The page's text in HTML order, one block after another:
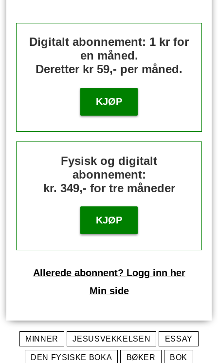
Digitalt abonnement: 1 kr for
en måned.
Deretter kr 59,- per måned.
KJØP
Fysisk og digitalt
abonnement:
kr. 349,- for tre måneder
KJØP
Allerede abonnent? Logg inn her
Min side
MINNER JESUSVEKKELSEN ESSAY
DEN FYSISKE BOKA BØKER BOK